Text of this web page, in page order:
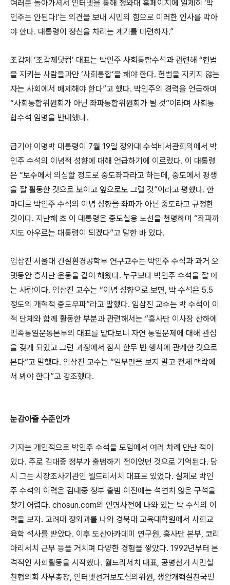
여러분 돌아가셔서 인터넷을 통해 청와대 홈페이지에 일제히 ‘박
인주는 안된다!’는 의견을 보내 시민의 힘으로 이러한 인사를 막아
야 한다. 대통령이 정신을 차리는 계기를 마련하자.”
조갑제 ‘조갑제닷컴’ 대표는 박인주 사회통합수석과 관련해 “헌법
을 지키는 사람들과만 ‘사회통합’을 해야 한다. 헌법을 지키지 않는
자는 사회에서 배제해야 한다”고 했다. 박인주의 경력을 언급하며
“사회통합위원회가 아닌 좌파통합위원회가 될 것”이라며 사회통
합수석 임명을 반대했다.
급기야 이명박 대통령이 7월 19일 청와대 수석비서관회의에서 박
인주 수석의 이념적 성향에 대해 언급하기에 이르렀다. 이 대통령
은 “보수에서 의심할 정도로 중도좌파라고 하는데, 중도에서 평생
을 잘 활동한 것으로 보이고 앞으로도 그럴 것”이라고 평했다. 한
마디로 박인주 수석의 이념 성향을 좌파가 아닌 중도라고 규정한
것이다. 지난해 초 이 대통령은 중도실용 노선을 천명하며 “좌파까
지도 아우르는 대통령이 되겠다”고 말한 바 있다.
임삼진 서울대 건설환경공학부 연구교수는 박인주 수석과 과거 오
랫동안 흥사단 운동을 같이 해왔다. 누구보다 박인주 수석을 잘 아
는 사람이다. 임삼진 교수는 “이념 성향으로 보면, 박 수석은 5.5
정도의 개혁적 중도우파”라고 말했다. 임삼진 교수는 박 수석이 이
적 단체와 함께 활동한 부분과 관련해서는 “흥사단 이사장 산하에
민족통일운동본부의 대표를 맡다보니 자연 통일문제에 대해 관심
을 갖게 되었고 그런 과정에서 잠시 한두 번 행사에 관계한 것으로
본다”고 말했다. 임삼진 교수는 “일부만을 보지 말고 전체 맥락에
서 봐야 한다”고 강조했다.
눈감아줄 수준인가
기자는 개인적으로 박인주 수석을 모임에서 여러 차례 만난 적이
있다. 주로 김대중 정부가 출범하기 전이었던 것으로 기억된다. 당
시 그는 시장조사기관인 월드리서치 대표로 있었다. 실제로 박인
주 수석의 이력은 김대중 정부 출범 이전에는 석연치 않은 구석을
찾기 어렵다. chosun.com의 인명사전에 나와 있는 박 수석의 이
력을 보자. 고려대 정외과를 나와 경북대 교육대학원에서 사회교
육학 석사를 받았다. 이후 도산아카데미 연구원, 흥사단 본부, 코리
아리서치 근무 등을 거치며 다양한 경험을 쌓았다. 1992년부터 본
격적인 사회활동을 시작했다. 월드리서치 대표, 공명선거 시민실
천협의회 사무총장, 인터넷선거보도심의위원, 생활개혁실천국민